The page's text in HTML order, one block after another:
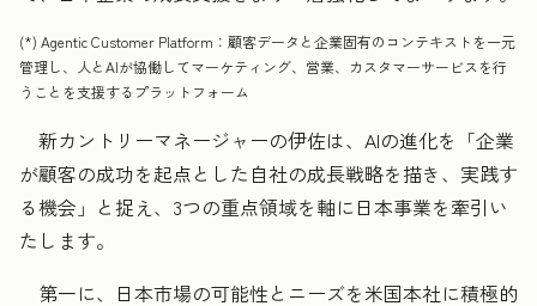
(*) Agentic Customer Platform：顧客データと企業固有のコンテキストを一元
管理し、人とAIが協働してマーケティング、営業、カスタマーサービスを行
うことを支援するプラットフォーム
新カントリーマネージャーの伊佐は、AIの進化を「企業
が顧客の成功を起点とした自社の成長戦略を描き、実践す
る機会」と捉え、3つの重点領域を軸に日本事業を牽引い
たします。
第一に、日本市場の可能性とニーズを米国本社に積極的